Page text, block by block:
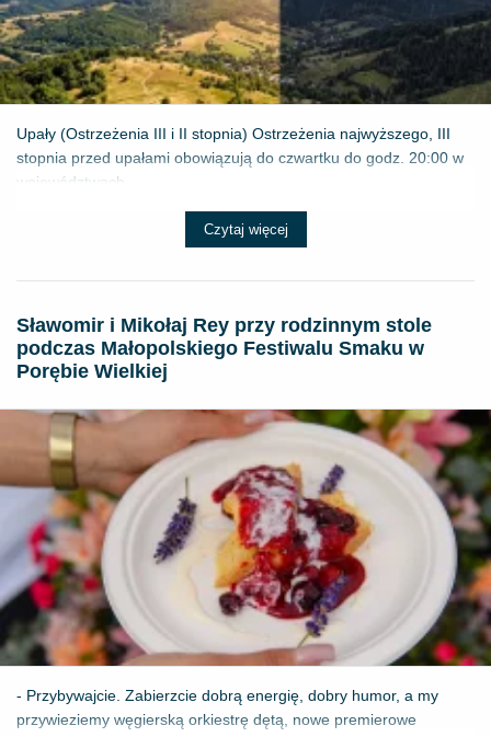
Upały (Ostrzeżenia III i II stopnia) Ostrzeżenia najwyższego, III
stopnia przed upałami obowiązują do czwartku do godz. 20:00 w
województwach...
Czytaj więcej
Sławomir i Mikołaj Rey przy rodzinnym stole
podczas Małopolskiego Festiwalu Smaku w
Porębie Wielkiej
- Przybywajcie. Zabierzcie dobrą energię, dobry humor, a my
przywieziemy węgierską orkiestrę dętą, nowe premierowe